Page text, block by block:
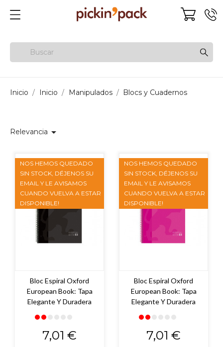
Inicio Inicio Manipulados Blocs y Cuadernos
Relevancia 
Bloc Espiral Oxford
European Book: Tapa
Elegante Y Duradera
Precio
7,01 €
NOS HEMOS QUEDADO
SIN STOCK, DÉJENOS SU
EMAIL Y LE AVISAMOS
CUANDO VUELVA A ESTAR
DISPONIBLE!
Bloc Espiral Oxford
European Book: Tapa
Elegante Y Duradera
Precio
7,01 €
NOS HEMOS QUEDADO
SIN STOCK, DÉJENOS SU
EMAIL Y LE AVISAMOS
CUANDO VUELVA A ESTAR
DISPONIBLE!